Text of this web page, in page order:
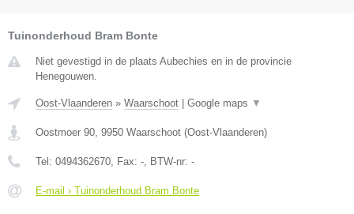
Tuinonderhoud Bram Bonte
Niet gevestigd in de plaats Aubechies en in de provincie
Henegouwen.
Oost-Vlaanderen » Waarschoot Google maps ▼
Oostmoer 90, 9950 Waarschoot (Oost-Vlaanderen)
Tel: 0494362670, Fax: -, BTW-nr: -
E-mail › Tuinonderhoud Bram Bonte